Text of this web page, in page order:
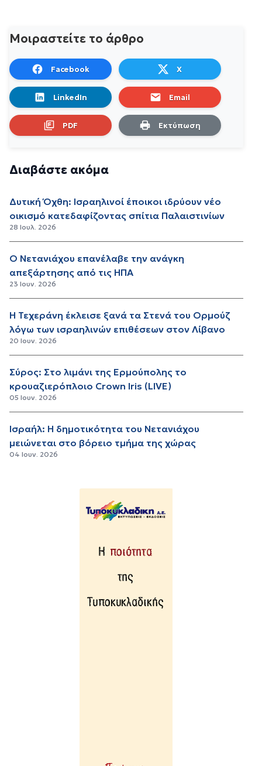
Μοιραστείτε το άρθρο
Facebook X
LinkedIn Email
PDF Εκτύπωση
Διαβάστε ακόμα
Δυτική Όχθη: Ισραηλινοί έποικοι ιδρύουν νέο
οικισμό κατεδαφίζοντας σπίτια Παλαιστινίων
28 Ιουλ. 2026
Ο Νετανιάχου επανέλαβε την ανάγκη
απεξάρτησης από τις ΗΠΑ
23 Ιουν. 2026
Η Τεχεράνη έκλεισε ξανά τα Στενά του Ορμούζ
λόγω των ισραηλινών επιθέσεων στον Λίβανο
20 Ιουν. 2026
Σύρος: Στο λιμάνι της Ερμούπολης το
κρουαζιερόπλοιο Crown Iris (LIVE)
05 Ιουν. 2026
Ισραήλ: Η δημοτικότητα του Νετανιάχου
μειώνεται στο βόρειο τμήμα της χώρας
04 Ιουν. 2026